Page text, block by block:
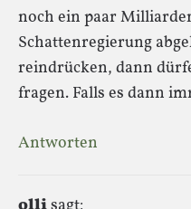
noch ein paar
Schattenregierung
reindrücken, dann
fragen. Falls es dann
Antworten